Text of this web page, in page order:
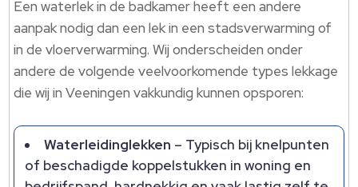
Een waterlek in de badkamer heeft een andere
aanpak nodig dan een lek in een stadsverwarming of
in de vloerverwarming. Wij onderscheiden onder
andere de volgende veelvoorkomende types lekkage
die wij in Veeningen vakkundig kunnen opsporen:
Waterleidinglekken – Typisch bij knelpunten
of beschadigde koppelstukken in woning en